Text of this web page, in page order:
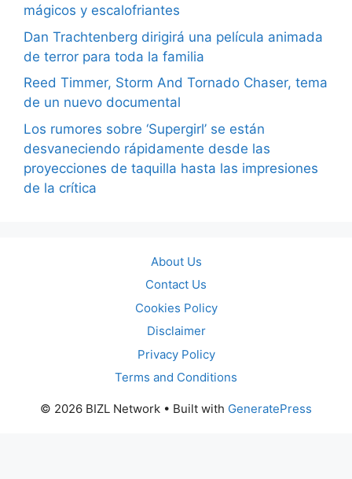
mágicos y escalofriantes
Dan Trachtenberg dirigirá una película animada
de terror para toda la familia
Reed Timmer, Storm And Tornado Chaser, tema
de un nuevo documental
Los rumores sobre ‘Supergirl’ se están
desvaneciendo rápidamente desde las
proyecciones de taquilla hasta las impresiones
de la crítica
About Us
Contact Us
Cookies Policy
Disclaimer
Privacy Policy
Terms and Conditions
© 2026 BIZL Network • Built with GeneratePress